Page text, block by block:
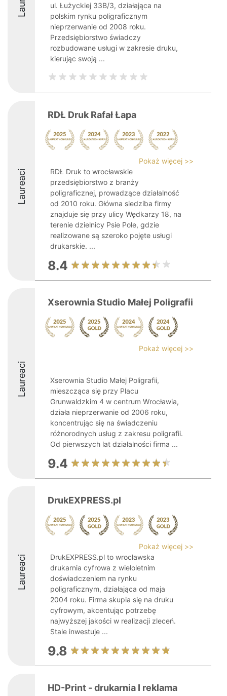
ul. Łużyckiej 33B/3, działająca na
polskim rynku poligraficznym
nieprzerwanie od 2008 roku.
Przedsiębiorstwo świadczy
rozbudowane usługi w zakresie druku,
kierując swoją ...
Laureaci
RDŁ Druk Rafał Łapa
Pokaż więcej >>
RDŁ Druk to wrocławskie
przedsiębiorstwo z branży
poligraficznej, prowadzące działalność
od 2010 roku. Główna siedziba firmy
znajduje się przy ulicy Wędkarzy 18, na
terenie dzielnicy Psie Pole, gdzie
realizowane są szeroko pojęte usługi
drukarskie. ...
8.4
Laureaci
Xserownia Studio Małej Poligrafii
Pokaż więcej >>
Xserownia Studio Małej Poligrafii,
mieszcząca się przy Placu
Grunwaldzkim 4 w centrum Wrocławia,
działa nieprzerwanie od 2006 roku,
koncentrując się na świadczeniu
różnorodnych usług z zakresu poligrafii.
Od pierwszych lat działalności firma ...
9.4
Laureaci
DrukEXPRESS.pl
Pokaż więcej >>
DrukEXPRESS.pl to wrocławska
drukarnia cyfrowa z wieloletnim
doświadczeniem na rynku
poligraficznym, działająca od maja
2004 roku. Firma skupia się na druku
cyfrowym, akcentując potrzebę
najwyższej jakości w realizacji zleceń.
Stale inwestuje ...
9.8
HD-Print - drukarnia I reklama